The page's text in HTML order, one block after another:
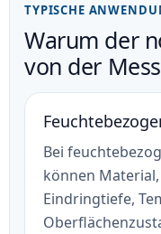
TYPISCHE
Warum der
von der
Bei
können
Eindringtiefe,